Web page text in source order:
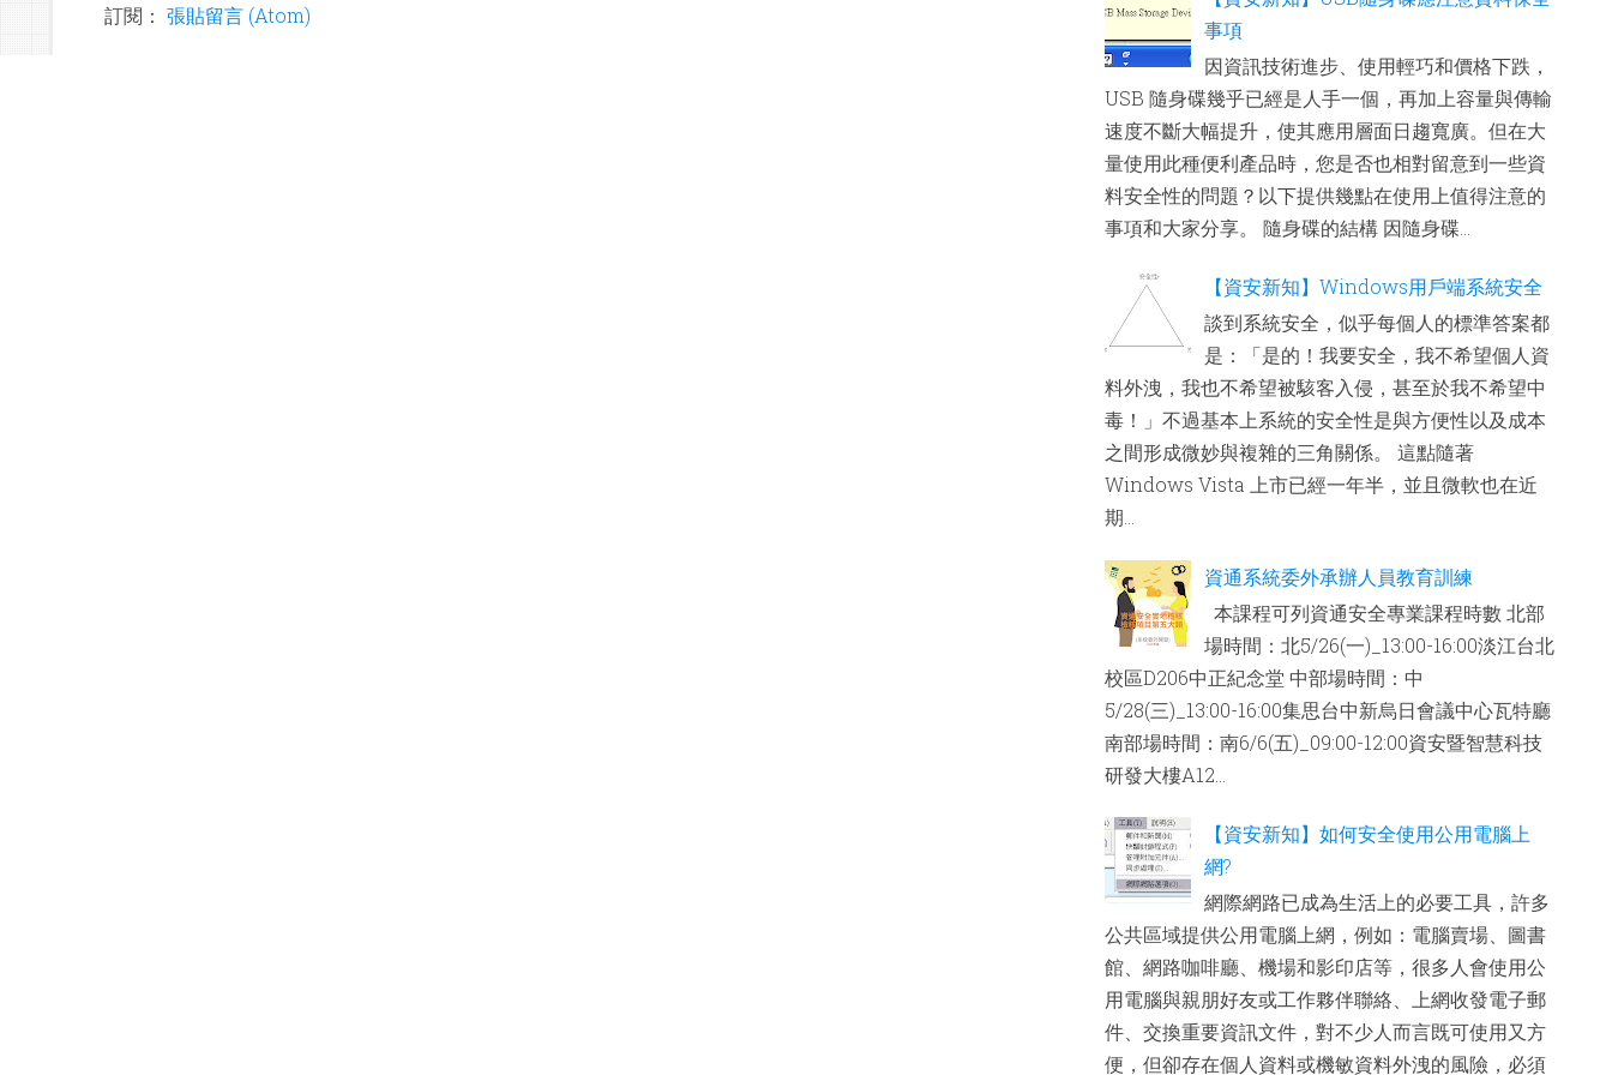
訂閱：張貼留言 (Atom)
事項
因資訊技術進步、使用輕巧和價格下跌，
USB 隨身碟幾乎已經是人手一個，再加上容量與傳輸
速度不斷大幅提升，使其應用層面日趨寬廣。但在大
量使用此種便利產品時，您是否也相對留意到一些資
料安全性的問題？以下提供幾點在使用上值得注意的
事項和大家分享。 隨身碟的結構 因隨身碟...
【資安新知】Windows用戶端系統安全
談到系統安全，似乎每個人的標準答案都
是：「是的！我要安全，我不希望個人資
料外洩，我也不希望被駭客入侵，甚至於我不希望中
毒！」不過基本上系統的安全性是與方便性以及成本
之間形成微妙與複雜的三角關係。 這點隨著
Windows Vista 上市已經一年半，並且微軟也在近
期...
資通系統委外承辦人員教育訓練
本課程可列資通安全專業課程時數 北部
場時間：北5/26(一)_13:00-16:00淡江台北
校區D206中正紀念堂 中部場時間：中
5/28(三)_13:00-16:00集思台中新烏日會議中心瓦特廳
南部場時間：南6/6(五)_09:00-12:00資安暨智慧科技
研發大樓A12...
【資安新知】如何安全使用公用電腦上
網?
網際網路已成為生活上的必要工具，許多
公共區域提供公用電腦上網，例如：電腦賣場、圖書
館、網路咖啡廳、機場和影印店等，很多人會使用公
用電腦與親朋好友或工作夥伴聯絡、上網收發電子郵
件、交換重要資訊文件，對不少人而言既可使用又方
便，但卻存在個人資料或機敏資料外洩的風險，必須